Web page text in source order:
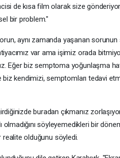
de kısa film olarak size
bir problem."
sorun, aynı zamanda yaşanan
var ama işimiz orada
Eğer biz semptoma yoğunlaşma
kendimizi, semptomları tedavi
buradan çıkmanız
olmadığını söyleyemedikleri bir
realite olduğunu söyledi.